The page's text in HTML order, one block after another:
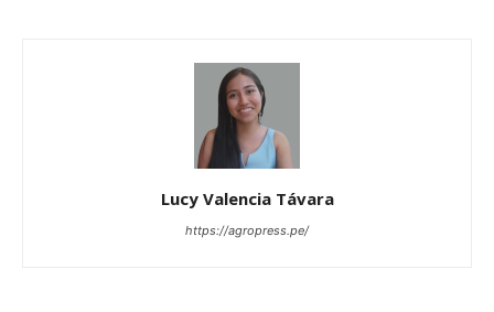
Lucy Valencia Távara
https://agropress.pe/